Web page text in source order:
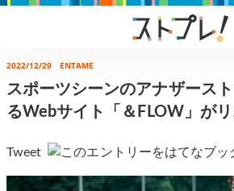
2022/12/29 ENTAME
スポーツシーンのアナザース
るWebサイト「＆FLOW」が
Tweet